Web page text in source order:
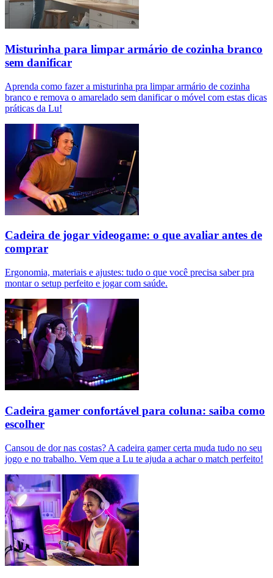
Misturinha para limpar armário de cozinha branco
sem danificar
Aprenda como fazer a misturinha pra limpar armário de cozinha
branco e remova o amarelado sem danificar o móvel com estas dicas
práticas da Lu!
Cadeira de jogar videogame: o que avaliar antes de
comprar
Ergonomia, materiais e ajustes: tudo o que você precisa saber pra
montar o setup perfeito e jogar com saúde.
Cadeira gamer confortável para coluna: saiba como
escolher
Cansou de dor nas costas? A cadeira gamer certa muda tudo no seu
jogo e no trabalho. Vem que a Lu te ajuda a achar o match perfeito!